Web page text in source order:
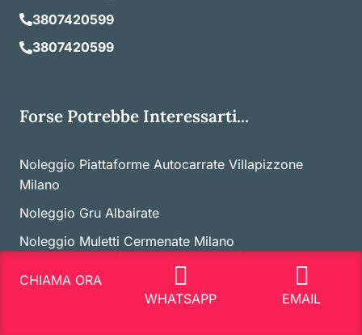
3807420599
3807420599
Forse Potrebbe Interessarti...
Noleggio Piattaforme Autocarrate Villapizzone
Milano
Noleggio Gru Albairate
Noleggio Muletti Cermenate Milano
Noleggio Gru Bande Nere Milano
Noleggio Piattaforme Aeree Aicurzio
CHIAMA ORA
WHATSAPP
EMAIL